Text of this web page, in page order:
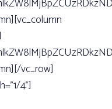
vc_row]
4”]